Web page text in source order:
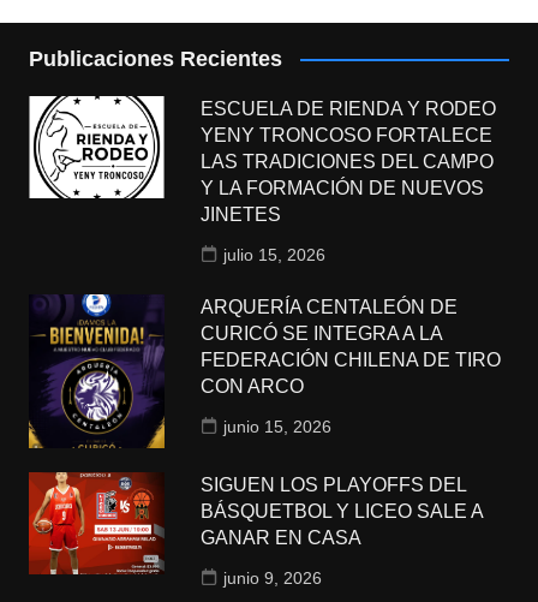
Publicaciones Recientes
ESCUELA DE RIENDA Y RODEO
YENY TRONCOSO FORTALECE
LAS TRADICIONES DEL CAMPO
Y LA FORMACIÓN DE NUEVOS
JINETES
julio 15, 2026
ARQUERÍA CENTALEÓN DE
CURICÓ SE INTEGRA A LA
FEDERACIÓN CHILENA DE TIRO
CON ARCO
junio 15, 2026
SIGUEN LOS PLAYOFFS DEL
BÁSQUETBOL Y LICEO SALE A
GANAR EN CASA
junio 9, 2026